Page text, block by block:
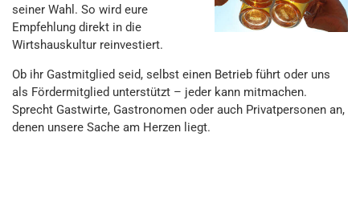
seiner Wahl. So wird eure
Empfehlung direkt in die
Wirtshauskultur reinvestiert.
Ob ihr Gastmitglied seid, selbst einen Betrieb führt oder uns
als Fördermitglied unterstützt – jeder kann mitmachen.
Sprecht Gastwirte, Gastronomen oder auch Privatpersonen an,
denen unsere Sache am Herzen liegt.